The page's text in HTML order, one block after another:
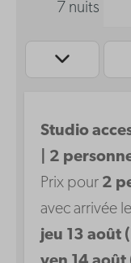
7 nuits
Studio
| 2
Prix pour 2
avec arrivée le
jeu 13 août